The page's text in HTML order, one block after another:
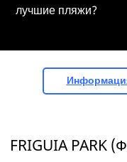
лучшие пляжи?
FRIGUIA